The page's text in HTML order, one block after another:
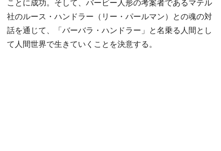
ことに成功。そして、バービー人形の考案者であるマテル
社のルース・ハンドラー（リー・パールマン）との魂の対
話を通じて、「バーバラ・ハンドラー」と名乗る人間とし
て人間世界で生きていくことを決意する。